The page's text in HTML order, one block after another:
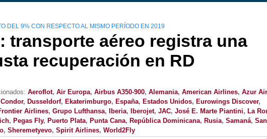
DEL 9% CON RESPECTO AL MISMO PERÍODO EN 2019
transporte aéreo registra una
recuperación en RD
Aeroflot, Air Europa, Airbus A350-900, Alemania, American Airlines, Azur Air
Condor, Dusseldorf, Ekaterimburgo, España, Estados Unidos, Eurowings Discover,
Airlines, Grupo Lufthansa, Iberia, Iberojet, JAC, José E. Marte Piantini, La
, Pegas Fly, Puerto Plata, Punta Cana, República Dominicana, Rusia, Samaná, San
, Sheremetyevo, Spirit Airlines, World2Fly